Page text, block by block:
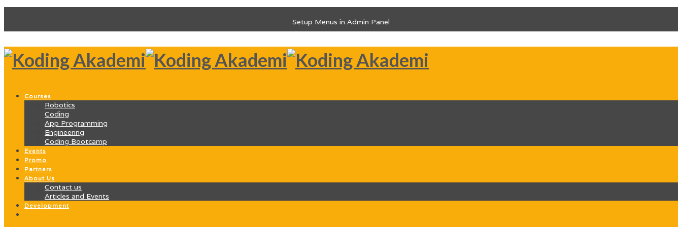
Setup Menus in Admin Panel
Courses
Robotics
Coding
App Programming
Engineering
Coding Bootcamp
Events
Promo
Partners
About Us
Contact us
Articles and Events
Development